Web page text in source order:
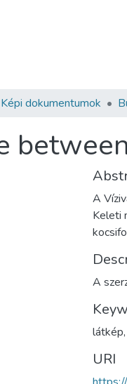
Képi dokumentumok
A
Keleti
A
látkép,
URI